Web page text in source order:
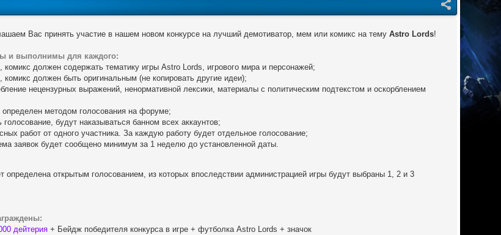
Вас принять участие в нашем новом конкурсе на лучший демотиватор, мем или комикс на темуAstro Lords!
и выполнимы для каждого:
должен содержать тематику игры Astro Lords, игрового мира и персонажей;
должен быть оригинальным (не копировать другие идеи);
нецензурных выражений, ненормативной лексики, материалы с политическим подтекстом и оскорблением
определен методом голосования на форуме;
голосование, будут наказываться банном всех аккаунтов;
работ от одного участника. За каждую работу будет отдельное голосование;
заявок будет сообщено минимум за 1 неделю до установленной даты.
определена открытым голосованием, из которых впоследствии администрацией игры будут выбраны 1, 2 и 3
дейтерия + Бейдж победителя конкурса в игре + футболка Astro Lords + значок